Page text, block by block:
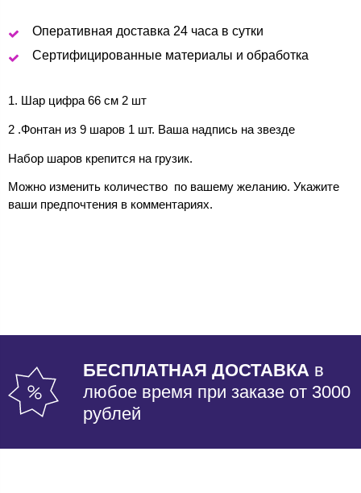
Оперативная доставка 24 часа в сутки
Сертифицированные материалы и обработка
1. Шар цифра 66 см 2 шт
2 .Фонтан из 9 шаров 1 шт. Ваша надпись на звезде
Набор шаров крепится на грузик.
Можно изменить количество по вашему желанию. Укажите
ваши предпочтения в комментариях.
БЕСПЛАТНАЯ ДОСТАВКА в
любое время при заказе от 3000
рублей